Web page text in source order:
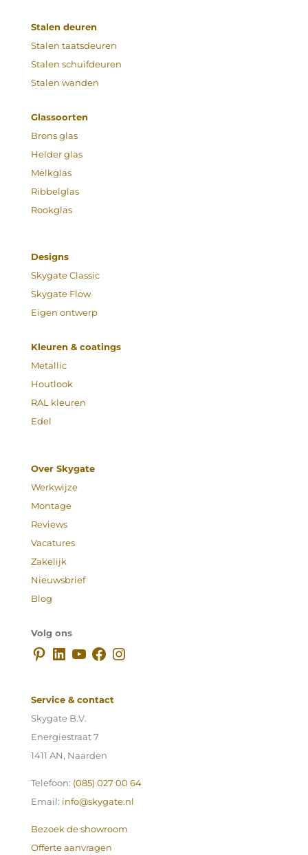
Stalen deuren
Stalen taatsdeuren
Stalen schuifdeuren
Stalen wanden
Glassoorten
Brons glas
Helder glas
Melkglas
Ribbelglas
Rookglas
Designs
Skygate Classic
Skygate Flow
Eigen ontwerp
Kleuren & coatings
Metallic
Houtlook
RAL kleuren
Edel
Over Skygate
Werkwijze
Montage
Reviews
Vacatures
Zakelijk
Nieuwsbrief
Blog
Volg ons
Pinterest
LinkedIn
YouTube
Facebook
Instagram
Service & contact
Skygate B.V.
Energiestraat 7
1411 AN, Naarden
Telefoon: (085) 027 00 64
Email: info@skygate.nl
Bezoek de showroom
Offerte aanvragen